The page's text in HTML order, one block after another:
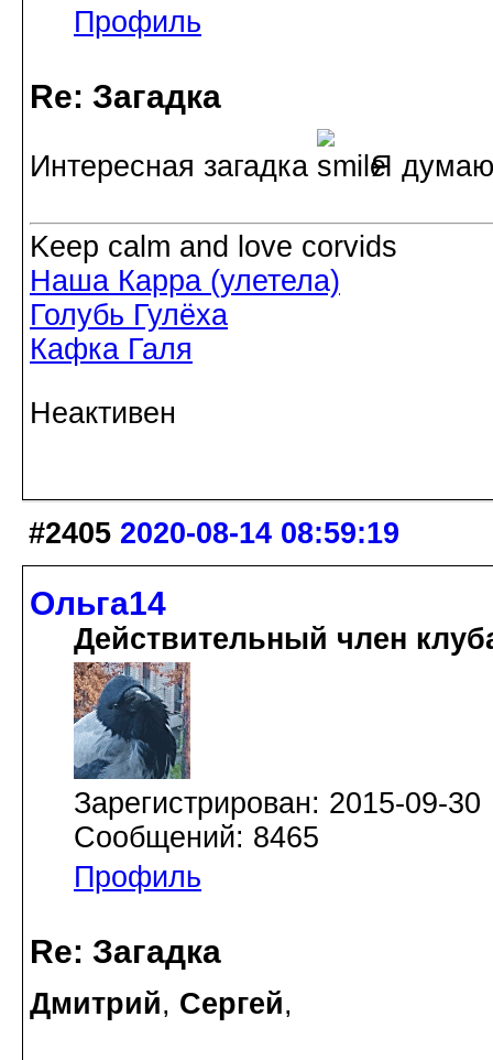
Профиль
Re: Загадка
Интересная загадка Я
Keep calm and love corvids
Наша Карра (улетела)
Голубь Гулёха
Кафка Галя
Неактивен
#2405 2020-08-14 08:59:19
Ольга14
Действительный член
Зарегистрирован: 2015-09-30
Сообщений: 8465
Профиль
Re: Загадка
Дмитрий, Сергей,